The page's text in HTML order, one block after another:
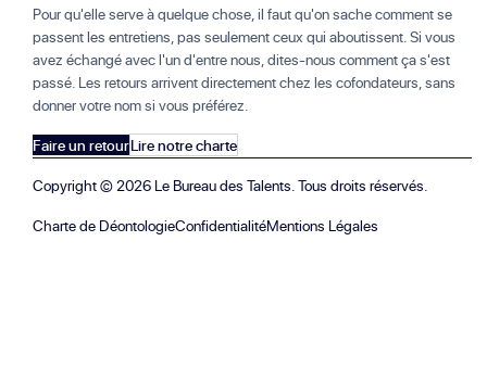
Pour qu'elle serve à quelque chose, il faut qu'on sache comment se
passent les entretiens, pas seulement ceux qui aboutissent. Si vous
avez échangé avec l'un d'entre nous, dites-nous comment ça s'est
passé. Les retours arrivent directement chez les cofondateurs, sans
donner votre nom si vous préférez.
Faire un retourLire notre charte
Copyright ©2026 Le Bureau des Talents. Tous droits réservés.
Charte de DéontologieConfidentialitéMentions Légales